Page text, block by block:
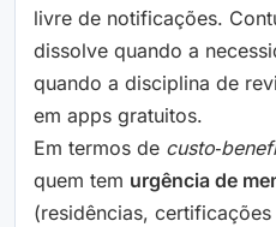
livre de notificações.
dissolve quando a
quando a disciplina de
em apps gratuitos.
Em termos de
quem tem urgência de
(residências,